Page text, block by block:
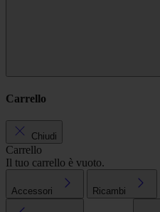
Carrello
Chiudi
Carrello
Il tuo carrello è vuoto.
Accessori Ricambi